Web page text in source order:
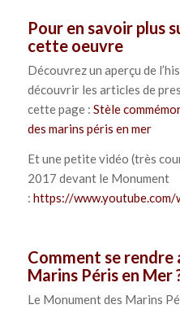
Pour en savoir plus
cette oeuvre
Découvrez un aperçu de
découvrir les articles de
cette page : Stèle
des marins péris en mer
Et une petite vidéo (très
2017 devant le Monument
: https://www.youtube.com/
Comment se rendre
Marins Péris en Mer
Le Monument des Marins